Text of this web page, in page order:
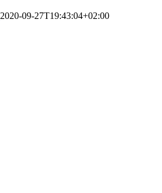
2020-09-27T19:43:04+02:00